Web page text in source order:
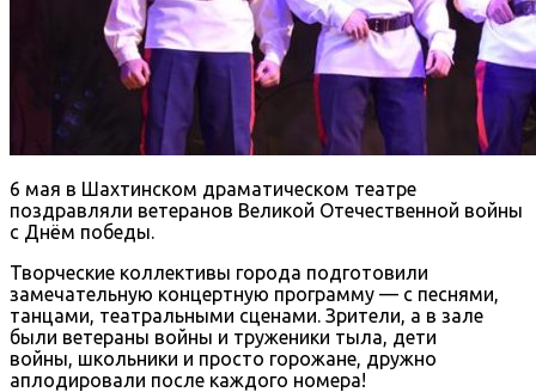
6 мая в Шахтинском драматическом театре
поздравляли ветеранов Великой Отечественной войны
с Днём победы.
Творческие коллективы города подготовили
замечательную концертную программу — с песнями,
танцами, театральными сценами. Зрители, а в зале
были ветераны войны и труженики тыла, дети
войны, школьники и просто горожане, дружно
аплодировали после каждого номера!